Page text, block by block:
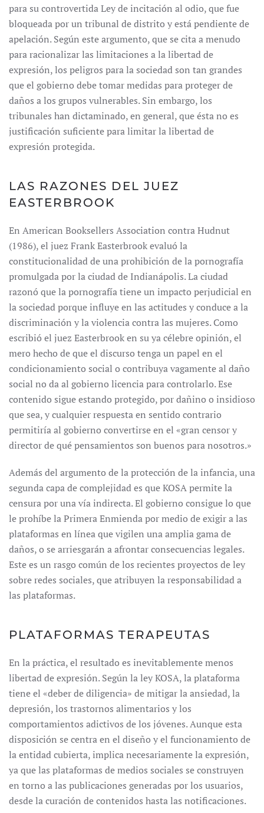
para su controvertida Ley de incitación al odio, que fue
bloqueada por un tribunal de distrito y está pendiente de
apelación. Según este argumento, que se cita a menudo
para racionalizar las limitaciones a la libertad de
expresión, los peligros para la sociedad son tan grandes
que el gobierno debe tomar medidas para proteger de
daños a los grupos vulnerables. Sin embargo, los
tribunales han dictaminado, en general, que ésta no es
justificación suficiente para limitar la libertad de
expresión protegida.
LAS RAZONES DEL JUEZ
EASTERBROOK
En American Booksellers Association contra Hudnut
(1986), el juez Frank Easterbrook evaluó la
constitucionalidad de una prohibición de la pornografía
promulgada por la ciudad de Indianápolis. La ciudad
razonó que la pornografía tiene un impacto perjudicial en
la sociedad porque influye en las actitudes y conduce a la
discriminación y la violencia contra las mujeres. Como
escribió el juez Easterbrook en su ya célebre opinión, el
mero hecho de que el discurso tenga un papel en el
condicionamiento social o contribuya vagamente al daño
social no da al gobierno licencia para controlarlo. Ese
contenido sigue estando protegido, por dañino o insidioso
que sea, y cualquier respuesta en sentido contrario
permitiría al gobierno convertirse en el «gran censor y
director de qué pensamientos son buenos para nosotros.»
Además del argumento de la protección de la infancia, una
segunda capa de complejidad es que KOSA permite la
censura por una vía indirecta. El gobierno consigue lo que
le prohíbe la Primera Enmienda por medio de exigir a las
plataformas en línea que vigilen una amplia gama de
daños, o se arriesgarán a afrontar consecuencias legales.
Este es un rasgo común de los recientes proyectos de ley
sobre redes sociales, que atribuyen la responsabilidad a
las plataformas.
PLATAFORMAS TERAPEUTAS
En la práctica, el resultado es inevitablemente menos
libertad de expresión. Según la ley KOSA, la plataforma
tiene el «deber de diligencia» de mitigar la ansiedad, la
depresión, los trastornos alimentarios y los
comportamientos adictivos de los jóvenes. Aunque esta
disposición se centra en el diseño y el funcionamiento de
la entidad cubierta, implica necesariamente la expresión,
ya que las plataformas de medios sociales se construyen
en torno a las publicaciones generadas por los usuarios,
desde la curación de contenidos hasta las notificaciones.